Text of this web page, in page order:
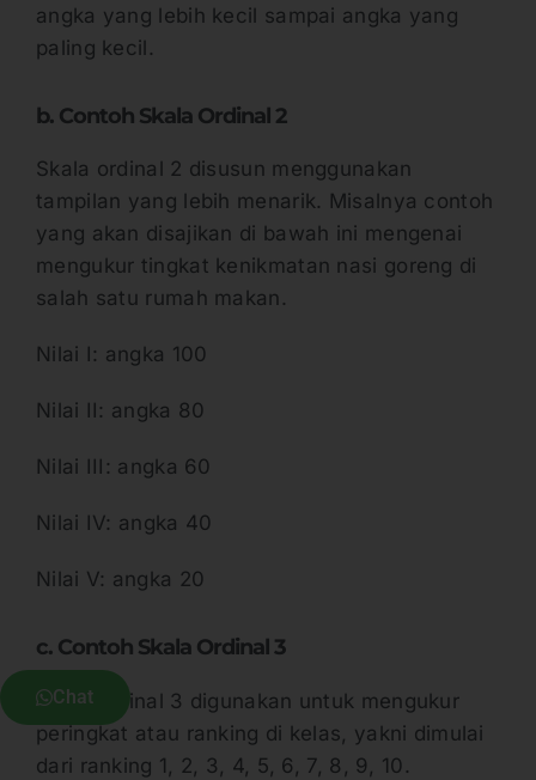
angka yang lebih kecil sampai angka yang
paling kecil.
b. Contoh Skala Ordinal 2
Skala ordinal 2 disusun menggunakan
tampilan yang lebih menarik. Misalnya contoh
yang akan disajikan di bawah ini mengenai
mengukur tingkat kenikmatan nasi goreng di
salah satu rumah makan.
Nilai I: angka 100
Nilai II: angka 80
Nilai III: angka 60
Nilai IV: angka 40
Nilai V: angka 20
c. Contoh Skala Ordinal 3
Skala ordinal 3 digunakan untuk mengukur
peringkat atau ranking di kelas, yakni dimulai
dari ranking 1, 2, 3, 4, 5, 6, 7, 8, 9, 10.
Chat